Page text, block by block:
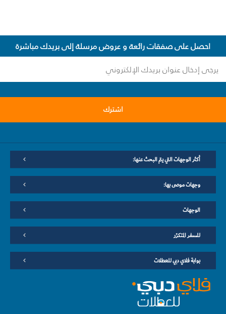
احصل على صفقات رائعة و عروض مرسلة إلى بريدك مباشرة
اشترك
أكثر الوجهات التي يتم البحث عنها:
وجهات موصى بها:
الوجهات
للسفر المتكرّر
بوابة فلاي دبي للعطلات